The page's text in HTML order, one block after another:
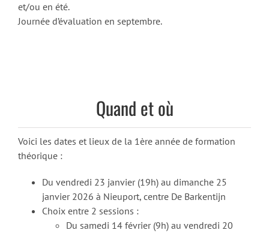
et/ou en été.
Journée d’évaluation en septembre.
Quand et où
Voici les dates et lieux de la 1ère année de formation
théorique :
Du vendredi 23 janvier (19h) au dimanche 25
janvier 2026 à Nieuport, centre De Barkentijn
Choix entre 2 sessions :
Du samedi 14 février (9h) au vendredi 20